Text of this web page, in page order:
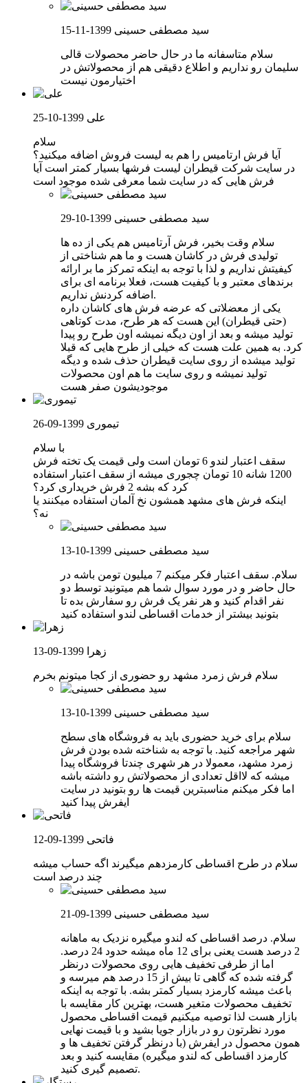
سید مصطفی حسینی 1399-11-15
سلام متاسفانه ما در حال حاضر محصولات قالی
سلیمان رو نداریم و اطلاع دقیقی هم از محصولاتش در
اختیارمون نیست
علی 1399-10-25
سلام
آیا فرش ارتامیس را هم به لیست فروش اضافه میکنید؟
در سایت شرکت قیطران لیست فرشها بسیار کمتر است آیا
فرش هایی که در سایت شما معرفی شده موجود است
سید مصطفی حسینی 1399-10-29
سلام وقت بخیر، فرش آرتامیس هم یکی از ده ها
تولیدی فرش در کاشان هست و ما هم شناختی از
کیفیتش نداریم و لذا با توجه به اینکه تمرکز ما بر ارائه
برندهای معتبر و با کیفیت هست، فعلا برنامه ای برای
اضافه کردنش نداریم.
یکی از معضلاتی که عرضه فرش های کاشان داره
(حتی قیطران) این هست که هر طرح، مدت کوتاهی
تولید میشه و بعد از اون دیگه نمیشه اون طرح رو پیدا
کرد. به همین علت هست که خیلی از طرح هایی که قبلا
تولید میشده از روی سایت قیطران حذف شده و دیگه
تولید نمیشه و روی سایت ما هم اون محصولات
موجودیشون صفر هست
تیموری 1399-09-26
با سلام
سقف اعتبار لندو 6 تومان است ولی قیمت یک تخته فرش
1200 شانه 10 تومان چجوری میشه از سقف اعتبار استفاده
کرد که بشه 2 فرش خریداری کرد؟
اینکه فرش های مشهد همشون نخ آلمان استفاده میکنند یا
نه؟
سید مصطفی حسینی 1399-10-13
سلام. سقف اعتبار فکر میکنم 7 میلیون تومن باشه در
حال حاضر و در مورد سوال شما هم میتونید توسط دو
نفر اقدام کنید و هر نفر یک فرش رو سفارش بده تا
بتونید بیشتر از خدمات اقساطی لندو استفاده کنید
زهرا 1399-09-13
سلام فرش زمرد مشهد رو حضوری از کجا میتونم بخرم
سید مصطفی حسینی 1399-10-13
سلام برای خرید حضوری باید به فروشگاه های سطح
شهر مراجعه کنید. با توجه به شناخته شده بودن فرش
زمرد مشهد، معمولا در هر شهری چندتا فروشگاه پیدا
میشه که لااقل تعدادی از محصولاتش رو داشته باشه
اما فکر میکنم مناسبترین قیمت ها رو بتونید در سایت
ایفرش پیدا کنید
فاتحی 1399-09-12
سلام در طرح اقساطی کارمزدهم میگیرند اگه حساب میشه
چند درصد است
سید مصطفی حسینی 1399-09-21
سلام. درصد اقساطی که لندو میگیره نزدیک به ماهانه
2 درصد هست یعنی برای 12 ماه میشه حدود 24 درصد.
اما از طرفی تخفیف هایی روی محصولات درنظر
گرفته شده که گاهی تا بیش از 15 درصد هم میرسه و
باعث میشه کارمزد بسیار کمتر بشه. با توجه به اینکه
تخفیف محصولات متغیر هست، بهترین کار مقایسه با
بازار هست لذا توصیه میکنیم قیمت اقساطی محصول
مورد نظرتون رو در بازار جویا بشید و با قیمت نهایی
همون محصول در ایفرش (با درنظر گرفتن تخفیف ها و
کارمزد اقساطی که لندو میگیره) مقایسه کنید و بعد
تصمیم گیری کنید.